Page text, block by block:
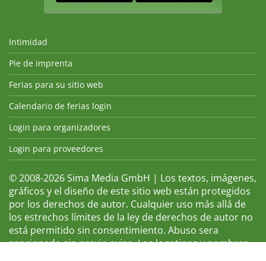
Intimidad
Pie de imprenta
Ferias para su sitio web
Calendario de ferias login
Login para organizadores
Login para proveedores
© 2008-2026 Sima Media GmbH | Los textos, imágenes,
gráficos y el diseño de este sitio web están protegidos
por los derechos de autor. Cualquier uso más allá de
los estrechos límites de la ley de derechos de autor no
está permitido sin consentimiento. Abuso sera
sancionado sin previo aviso. Los logotipos y nombres